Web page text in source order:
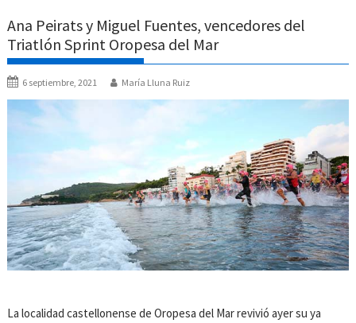
Ana Peirats y Miguel Fuentes, vencedores del
Triatlón Sprint Oropesa del Mar
6 septiembre, 2021 María Lluna Ruiz
La localidad castellonense de Oropesa del Mar revivió ayer su ya